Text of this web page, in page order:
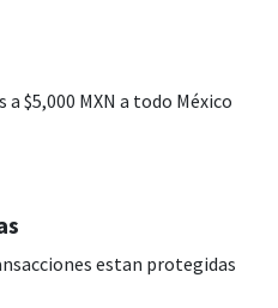
$5,000 MXN a todo México
estan protegidas